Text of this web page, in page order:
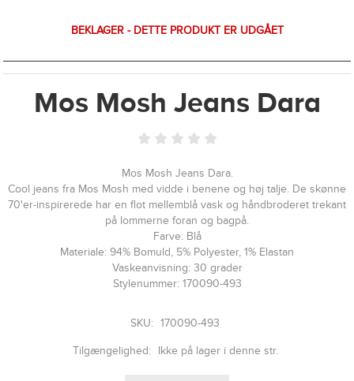
BEKLAGER - DETTE PRODUKT ER UDGÅET
Mos Mosh Jeans Dara
Mos Mosh Jeans Dara.
Cool jeans fra Mos Mosh med vidde i benene og høj talje. De skønne
70'er-inspirerede har en flot mellemblå vask og håndbroderet trekant
på lommerne foran og bagpå.
Farve: Blå
Materiale: 94% Bomuld, 5% Polyester, 1% Elastan
Vaskeanvisning: 30 grader
Stylenummer: 170090-493
SKU: 170090-493
Tilgængelighed: Ikke på lager i denne str.